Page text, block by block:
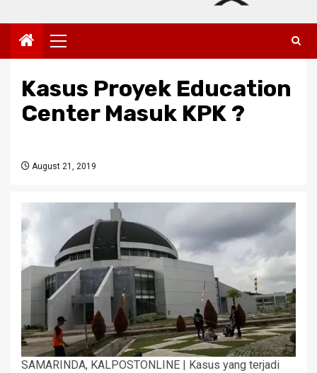
Primary
Menu
Kasus Proyek Education
Center Masuk KPK ?
August 21, 2019
SAMARINDA, KALPOSTONLINE | Kasus yang terjadi